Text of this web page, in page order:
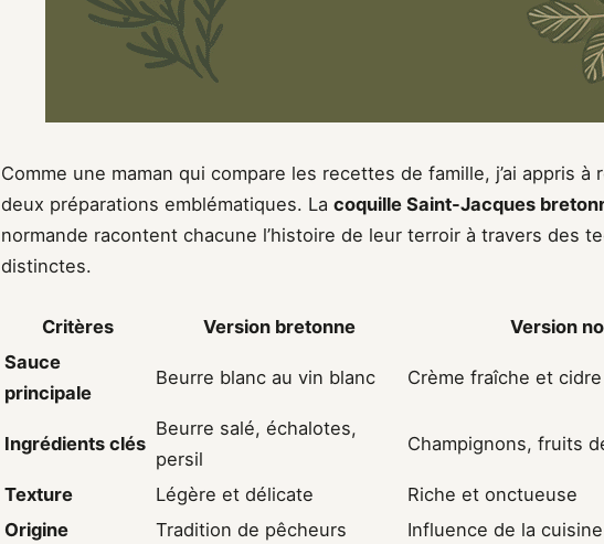
Comme une maman qui compare les recettes de famille, j’ai appris à
deux préparations emblématiques. La coquille Saint-Jacques
normande racontent chacune l’histoire de leur terroir à travers des
distinctes.
Critères Version bretonne
Version
Sauce
principale
Beurre blanc au vin blanc Crème fraîche et cidre
Ingrédients clés
Beurre salé, échalotes,
persil
Champignons, fruits
Texture Légère et délicate
Riche et onctueuse
Origine
Tradition de pêcheurs
Influence de la